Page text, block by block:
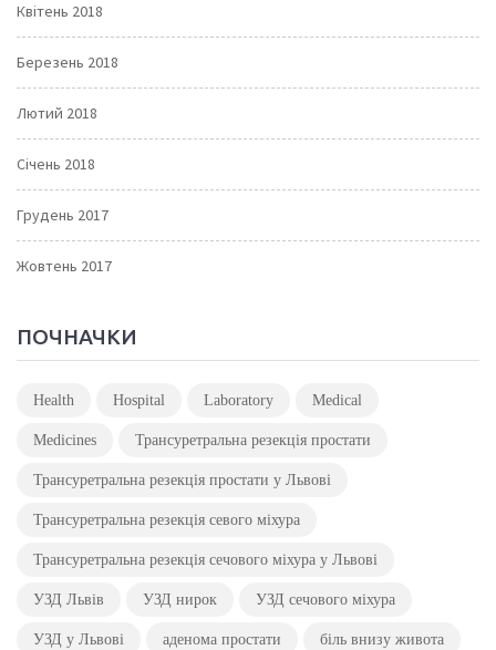
Квітень 2018
Березень 2018
Лютий 2018
Січень 2018
Грудень 2017
Жовтень 2017
ПОЧНАЧКИ
Health Hospital Laboratory Medical
Medicines Трансуретральна резекція простати
Трансуретральна резекція простати у Львові
Трансуретральна резекція севого міхура
Трансуретральна резекція сечового міхура у Львові
УЗД Львів УЗД нирок УЗД сечового міхура
УЗД у Львові аденома простати біль внизу живота